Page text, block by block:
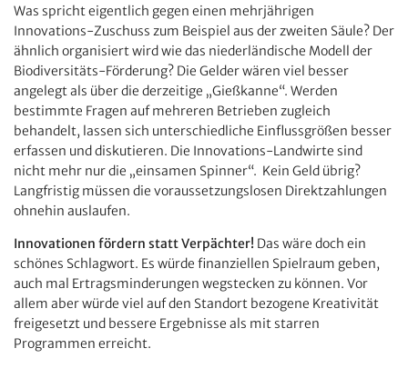
Was spricht eigentlich gegen einen mehrjährigen
Innovations-Zuschuss zum Beispiel aus der zweiten Säule? Der
ähnlich organisiert wird wie das niederländische Modell der
Biodiversitäts-Förderung? Die Gelder wären viel besser
angelegt als über die derzeitige „Gießkanne“. Werden
bestimmte Fragen auf mehreren Betrieben zugleich
behandelt, lassen sich unterschiedliche Einflussgrößen besser
erfassen und diskutieren. Die Innovations-Landwirte sind
nicht mehr nur die „einsamen Spinner“. Kein Geld übrig?
Langfristig müssen die voraussetzungslosen Direktzahlungen
ohnehin auslaufen.
Innovationen fördern statt Verpächter! Das wäre doch ein
schönes Schlagwort. Es würde finanziellen Spielraum geben,
auch mal Ertragsminderungen wegstecken zu können. Vor
allem aber würde viel auf den Standort bezogene Kreativität
freigesetzt und bessere Ergebnisse als mit starren
Programmen erreicht.